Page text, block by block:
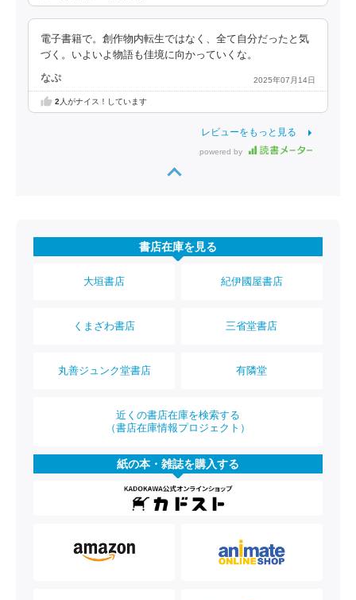
電子書籍で。創作物内転生ではなく、全て自分だったと気
づく。いよいよ物語も佳境に向かっていくな。
なぷ 2025年07月14日
2人がナイス！しています
レビューをもっと見る
powered by
書店在庫を見る
大垣書店 紀伊國屋書店
くまざわ書店 三省堂書店
丸善ジュンク堂書店 有隣堂
近くの書店在庫を検索する
（書店在庫情報プロジェクト）
紙の本・雑誌を購入する